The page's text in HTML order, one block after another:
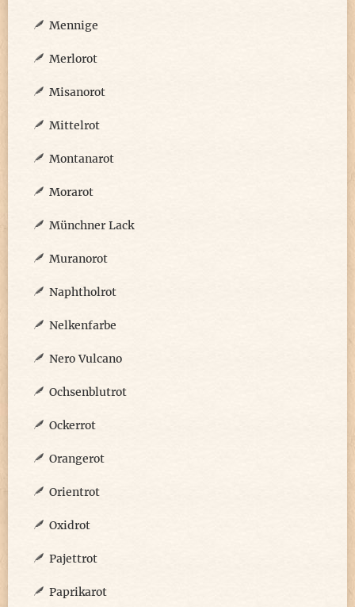
Mennige
Merlorot
Misanorot
Mittelrot
Montanarot
Morarot
Münchner Lack
Muranorot
Naphtholrot
Nelkenfarbe
Nero Vulcano
Ochsenblutrot
Ockerrot
Orangerot
Orientrot
Oxidrot
Pajettrot
Paprikarot